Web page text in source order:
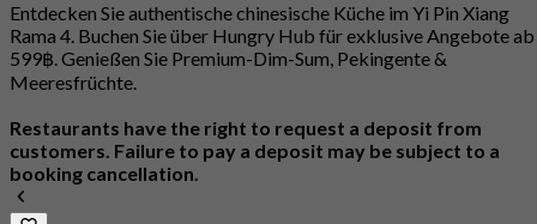
Entdecken Sie authentische chinesische Küche im Yi Pin Xiang
Rama 4. Buchen Sie über Hungry Hub für exklusive Angebote ab
599฿. Genießen Sie Premium-Dim-Sum, Pekingente &
Meeresfrüchte.
Restaurants have the right to request a deposit from
customers. Failure to pay a deposit may be subject to a
booking cancellation.